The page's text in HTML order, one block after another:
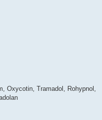
Oxycotin, Tramadol, Rohypnol,